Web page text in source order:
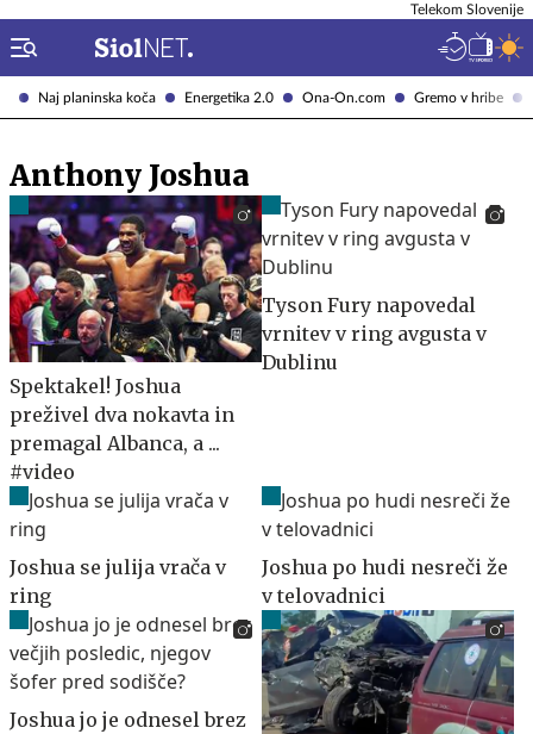
Naj planinska koča Energetika 2.0 Ona-On.com Gremo v hribe
Telekom Slovenije
Anthony Joshua
Spektakel! Joshua
preživel dva nokavta in
premagal Albanca, a ...
#video
Tyson Fury napovedal
vrnitev v ring avgusta v
Dublinu
Joshua se julija vrača v
ring
Joshua po hudi nesreči že
v telovadnici
Joshua jo je odnesel brez